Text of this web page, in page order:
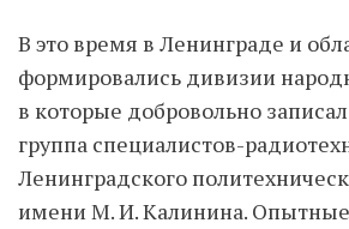
В это время в Ленинграде и
формировались дивизии
в которые добровольно
группа специалистов-
Ленинградского
имени М. И. Калинина.